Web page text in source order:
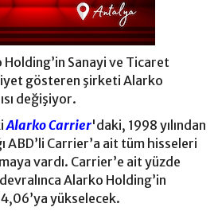
Sanayi ve Ticaret
gösteren şirketi Alarko
değişiyor.
Alarko Carrier'daki, 1998 yılından
ABD’li Carrier’a ait tüm hisseleri
vardı. Carrier’e ait yüzde
Alarko Holding’in
yükselecek.